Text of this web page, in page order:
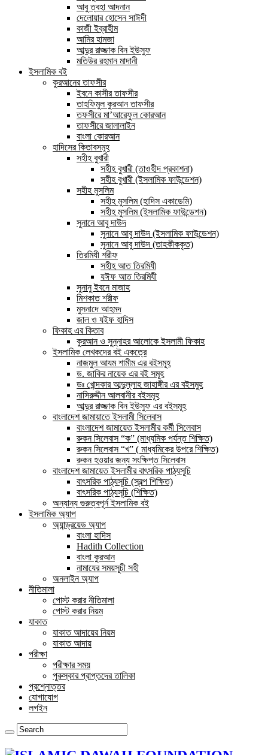
আবু ত্বহা আদনান
দেলোয়ার হোসেন সাঈদী
কাজী ইব্রাহীম
আমির হামজা
আব্দুর রাজ্জাক বিন ইউসুফ
মতিউর রহমান মাদানী
ইসলামিক বই
কুরআনের তাফসীর
ইবনে কাসীর তাফসীর
তাহফিমুল কুরআন তাফসীর
তফসীরে মা’আরেফুল কোরআন
তাফসীরে জালালাইন
বাংলা কোরআন
হাদিসের কিতাবসমূহ
সহীহ বুখারী
সহীহ বুখারী (তাওহীদ প্রকাশনা)
সহীহ বুখারী (ইসলামিক ফাউন্ডেশন)
সহীহ মুসলিম
সহীহ মুসলিম (হাদিস একাডেমি)
সহীহ মুসলিম (ইসলামিক ফাউন্ডেশন)
সুনানে আবু দাউদ
সুনানে আবু দাউদ (ইসলামিক ফাউন্ডেশন)
সুনানে আবু দাউদ (তাহকীককৃত)
তিরমিযী শরীফ
সহীহ আত তিরমিযী
যঈফ আত তিরমিযী
সুনানু ইবনে মাজাহ
মিশকাত শরীফ
মুসনাদে আহমদ
জাল ও যইফ হাদিস
ফিকাহ এর কিতাব
কুরআন ও সুন্নাহর আলোকে ইসলামী ফিকাহ
ইসলামিক লেখকদের বই একত্রে
নাজমুল আযম শামীম এর বইসমূহ
ড. জাকির নায়েক এর বই সমূহ
ডঃ খোন্দকার আব্দুল্লাহ জাহাঙ্গীর এর বইসমুহ
নাসিরুদ্দীন আলবানীর বইসমূহ
আব্দুর রাজ্জাক বিন ইউসুফ এর বইসমূহ
বাংলাদেশ জামায়াতে ইসলামী সিলেবাস
বাংলাদেশ জামায়েত ইসলামীর কর্মী সিলেবাস
রুকন সিলেবাস “ক” (মাধ্যমিক পর্যন্ত শিক্ষিত)
রুকন সিলেবাস “খ” ( মাধ্যমিকের উপরে শিক্ষিত)
রুকন হওয়ার জন্য সংক্ষিপ্ত সিলেবাস
বাংলাদেশ জামায়েত ইসলামীর বাৎসরিক পাঠ্যসূচি
বাৎসরিক পাঠ্যসূচি (স্বল্প শিক্ষিত)
বাৎসরিক পাঠ্যসূচি (শিক্ষিত)
অন্যান্য গুরুত্বপূর্ন ইসলামিক বই
ইসলামিক অ্যাপ
অ্যান্ড্রয়েড অ্যাপ
বাংলা হাদিস
Hadith Collection
বাংলা কুরআন
নামাযের সময়সূচী সহী
অনলাইন অ্যাপ
নীতিমালা
পোস্ট করার নীতিমালা
পোস্ট করার নিয়ম
যাকাত
যাকাত আদায়ের নিয়ম
যাকাত আদায়
পরীক্ষা
পরীক্ষার সময়
পুরুস্কার প্রাপ্তদের তালিকা
প্রশ্নোত্তর
যোগাযোগ
লগইন